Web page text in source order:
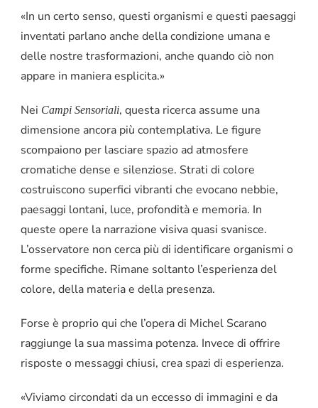
«In un certo senso, questi organismi e questi paesaggi
inventati parlano anche della condizione umana e
delle nostre trasformazioni, anche quando ciò non
appare in maniera esplicita.»
Nei Campi Sensoriali, questa ricerca assume una
dimensione ancora più contemplativa. Le figure
scompaiono per lasciare spazio ad atmosfere
cromatiche dense e silenziose. Strati di colore
costruiscono superfici vibranti che evocano nebbie,
paesaggi lontani, luce, profondità e memoria. In
queste opere la narrazione visiva quasi svanisce.
L’osservatore non cerca più di identificare organismi o
forme specifiche. Rimane soltanto l’esperienza del
colore, della materia e della presenza.
Forse è proprio qui che l’opera di Michel Scarano
raggiunge la sua massima potenza. Invece di offrire
risposte o messaggi chiusi, crea spazi di esperienza.
«Viviamo circondati da un eccesso di immagini e da